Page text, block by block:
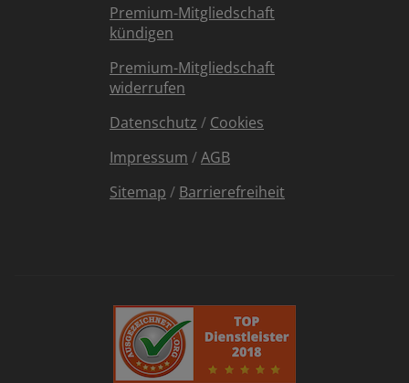
Premium-Mitgliedschaft
kündigen
Premium-Mitgliedschaft
widerrufen
Datenschutz / Cookies
Impressum /AGB
Sitemap / Barrierefreiheit